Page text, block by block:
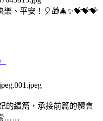
、平安！🎈🎁🎄✨💝💝💝
的續篇，承接前篇的體會
索……